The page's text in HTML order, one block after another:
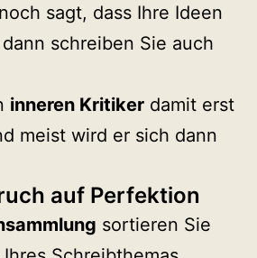
sagt, dass Ihre Ideen
schreiben Sie auch
inneren Kritiker damit erst
meist wird er sich dann
auf Perfektion
sortieren Sie